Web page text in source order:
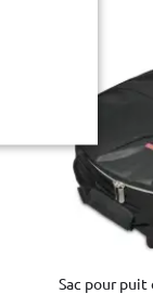
Sac pour puit